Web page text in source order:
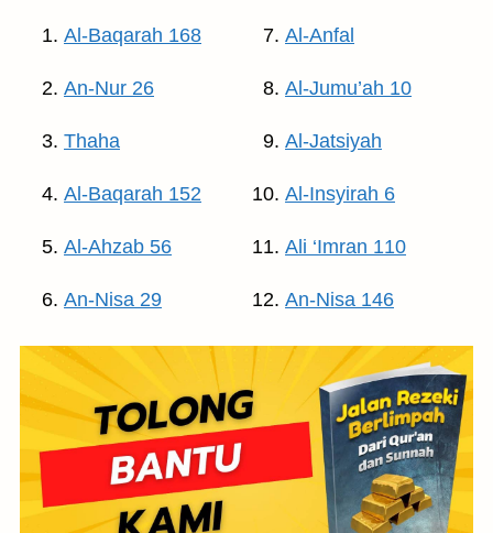
Al-Baqarah 168
An-Nur 26
Thaha
Al-Baqarah 152
Al-Ahzab 56
An-Nisa 29
Al-Anfal
Al-Jumu’ah 10
Al-Jatsiyah
Al-Insyirah 6
Ali ‘Imran 110
An-Nisa 146